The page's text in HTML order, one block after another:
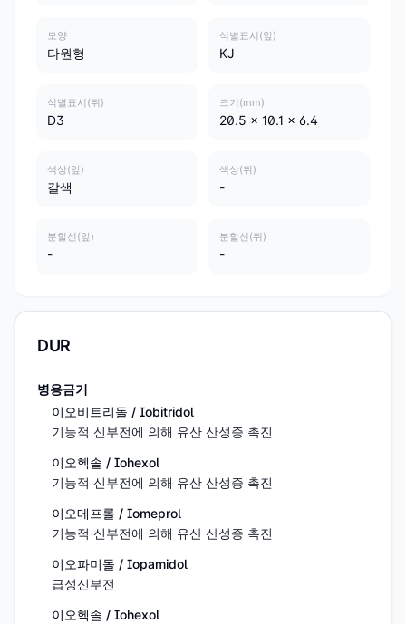
모양
타원형
식별표시(앞)
KJ
식별표시(뒤)
D3
크기(mm)
20.5 x 10.1 x 6.4
색상(앞)
갈색
색상(뒤)
-
분할선(앞)
-
분할선(뒤)
-
DUR
병용금기
이오비트리돌 / Iobitridol
기능적 신부전에 의해 유산 산성증 촉진
이오헥솔 / Iohexol
기능적 신부전에 의해 유산 산성증 촉진
이오메프롤 / Iomeprol
기능적 신부전에 의해 유산 산성증 촉진
이오파미돌 / Iopamidol
급성신부전
이오헥솔 / Iohexol